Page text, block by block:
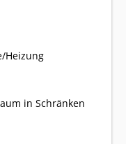
Heizung
in Schränken